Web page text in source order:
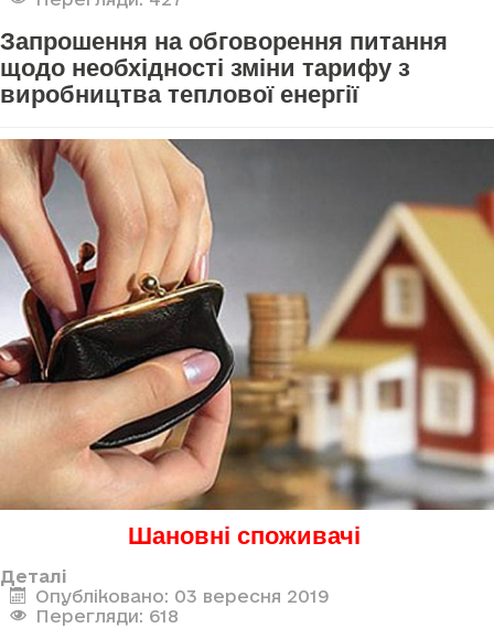
Запрошення на обговорення питання
щодо необхідності зміни тарифу з
виробництва теплової енергії
Шановні споживачі
Деталі
Опубліковано: 03 вересня 2019
Перегляди: 618